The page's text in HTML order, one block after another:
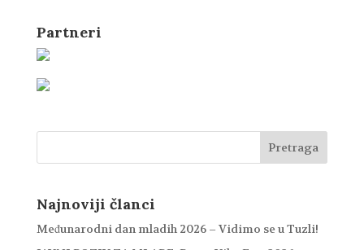
Partneri
Najnoviji članci
Međunarodni dan mladih 2026 – Vidimo se u Tuzli!